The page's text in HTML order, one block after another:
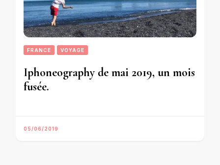
FRANCE VOYAGE
Iphoneography de mai 2019, un mois
fusée.
05/06/2019